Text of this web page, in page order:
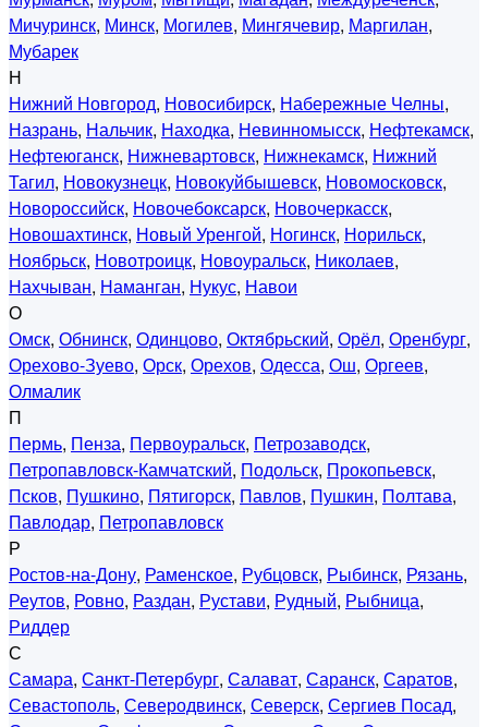
Мичуринск, Минск, Могилев, Мингячевир, Маргилан,
Мубарек
Н
Нижний Новгород, Новосибирск, Набережные Челны,
Назрань, Нальчик, Находка, Невинномысск, Нефтекамск,
Нефтеюганск, Нижневартовск, Нижнекамск, Нижний
Тагил, Новокузнецк, Новокуйбышевск, Новомосковск,
Новороссийск, Новочебоксарск, Новочеркасск,
Новошахтинск, Новый Уренгой, Ногинск, Норильск,
Ноябрьск, Новотроицк, Новоуральск, Николаев,
Нахчыван, Наманган, Нукус, Навои
О
Омск, Обнинск, Одинцово, Октябрьский, Орёл, Оренбург,
Орехово-Зуево, Орск, Орехов, Одесса, Ош, Оргеев,
Олмалик
П
Пермь, Пенза, Первоуральск, Петрозаводск,
Петропавловск-Камчатский, Подольск, Прокопьевск,
Псков, Пушкино, Пятигорск, Павлов, Пушкин, Полтава,
Павлодар, Петропавловск
Р
Ростов-на-Дону, Раменское, Рубцовск, Рыбинск, Рязань,
Реутов, Ровно, Раздан, Рустави, Рудный, Рыбница,
Риддер
С
Самара, Санкт-Петербург, Салават, Саранск, Саратов,
Севастополь, Северодвинск, Северск, Сергиев Посад,